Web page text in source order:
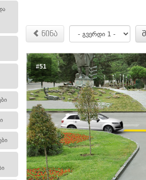
წინა
#51